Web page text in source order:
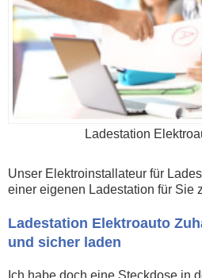
Ladestation
Unser Elektroinstallateur für
einer eigenen Ladestation für Sie
Ladestation Elektroauto
und sicher laden